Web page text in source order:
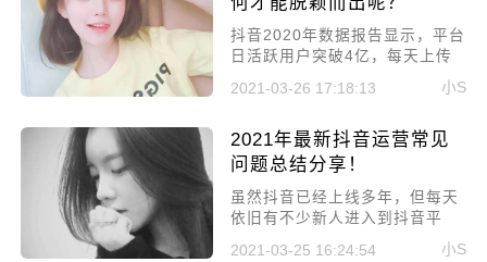
抖音2020年数据报告显示，平台
日活跃用户突破4亿，每天上传
到抖音的作品超过千万，要想在
这么多作品中脱颖而出，绝不是
好好聊聊抖音现在优秀作品极
多，如何才能脱颖而出呢?
2021-03-26 17:18:13 小S
2021年最新抖音运营常见
问题总结分享！
虽然抖音已经上线多年，但每天
依旧有不少新人进入到抖音平
2021-03-25 16:24:54 小S